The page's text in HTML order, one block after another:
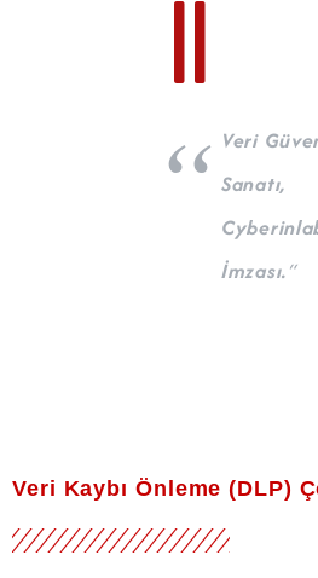
Veri
Sanatı,
İmzası.“
Veri Kaybı Önleme (DLP)